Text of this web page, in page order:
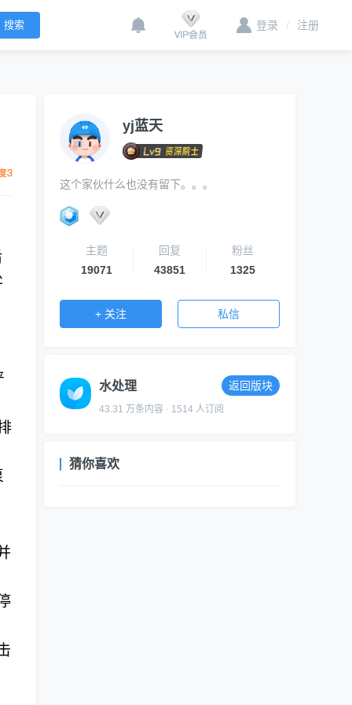
登录 / 注册
yj蓝天
这个家伙什么也没有留下。。。
主题
19071
回复
43851
粉丝
1325
+ 关注 私信
水处理 返回版块
43.31 万条内容 · 1514 人订阅
猜你喜欢